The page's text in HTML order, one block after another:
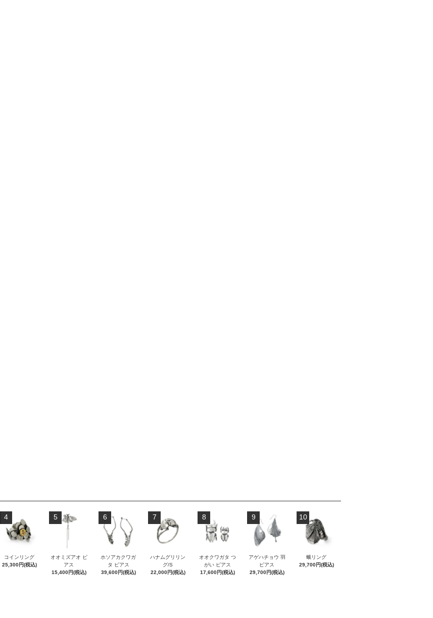
4
コインリング
25,300円(税込)
5
オオミズアオ ピ
アス
15,400円(税込)
6
ホソアカクワガ
タ ピアス
39,600円(税込)
7
ハナムグリリン
グ/S
22,000円(税込)
8
オオクワガタ つ
がい ピアス
17,600円(税込)
9
アゲハチョウ 羽
ピアス
29,700円(税込)
10
蛾リング
29,700円(税込)